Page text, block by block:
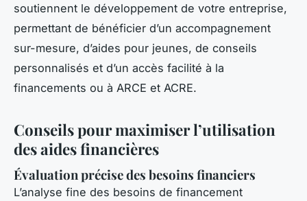
soutiennent le développement de votre entreprise,
permettant de bénéficier d’un accompagnement
sur-mesure, d’aides pour jeunes, de conseils
personnalisés et d’un accès facilité à la
financements ou à ARCE et ACRE.
Conseils pour maximiser l’utilisation
des aides financières
Évaluation précise des besoins financiers
L’analyse fine des besoins de financement